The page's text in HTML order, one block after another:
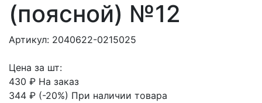
(поясной) №12
Артикул: 2040622-0215025
Цена за шт:
430 ₽ На заказ
344 ₽ (-20%) При наличии товара